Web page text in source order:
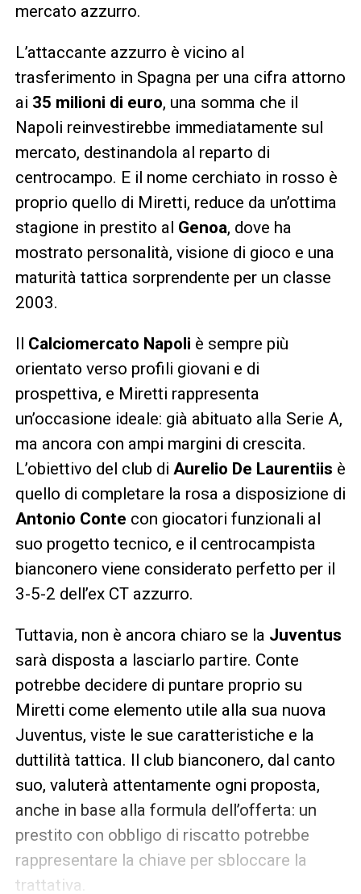
mercato azzurro.
L’attaccante azzurro è vicino al
trasferimento in Spagna per una cifra attorno
ai 35 milioni di euro, una somma che il
Napoli reinvestirebbe immediatamente sul
mercato, destinandola al reparto di
centrocampo. E il nome cerchiato in rosso è
proprio quello di Miretti, reduce da un’ottima
stagione in prestito al Genoa, dove ha
mostrato personalità, visione di gioco e una
maturità tattica sorprendente per un classe
2003.
Il Calciomercato Napoli è sempre più
orientato verso profili giovani e di
prospettiva, e Miretti rappresenta
un’occasione ideale: già abituato alla Serie A,
ma ancora con ampi margini di crescita.
L’obiettivo del club di Aurelio De Laurentiis è
quello di completare la rosa a disposizione di
Antonio Conte con giocatori funzionali al
suo progetto tecnico, e il centrocampista
bianconero viene considerato perfetto per il
3-5-2 dell’ex CT azzurro.
Tuttavia, non è ancora chiaro se la Juventus
sarà disposta a lasciarlo partire. Conte
potrebbe decidere di puntare proprio su
Miretti come elemento utile alla sua nuova
Juventus, viste le sue caratteristiche e la
duttilità tattica. Il club bianconero, dal canto
suo, valuterà attentamente ogni proposta,
anche in base alla formula dell’offerta: un
prestito con obbligo di riscatto potrebbe
rappresentare la chiave per sbloccare la
trattativa.